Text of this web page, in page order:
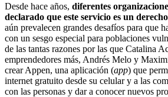
Desde hace años, diferentes
declarado que este servicio es un
aún prevalecen grandes desafíos para que
con un sesgo especial para poblaciones
de las tantas razones por las que Catalina
emprendedores más, Andrés Melo y
crear Appen, una aplicación (app) que
internet gratuito desde su celular y a las
con las personas y dar a conocer nuevos